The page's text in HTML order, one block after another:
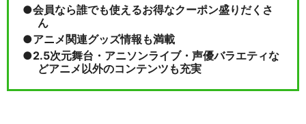
会員なら誰でも使えるお得なクーポン盛りだくさ
ん
アニメ関連グッズ情報も満載
2.5次元舞台・アニソンライブ・声優バラエティな
どアニメ以外のコンテンツも充実